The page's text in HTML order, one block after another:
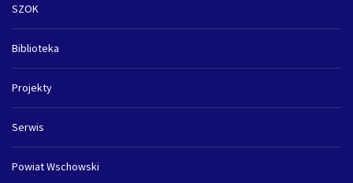
SZOK
Biblioteka
Projekty
Serwis
Powiat Wschowski